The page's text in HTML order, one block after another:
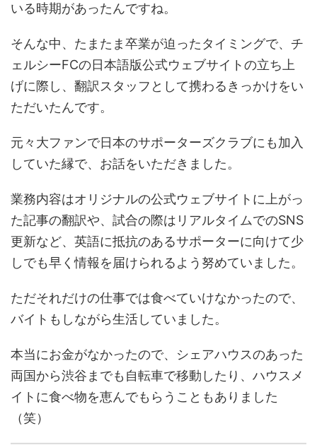
いる時期があったんですね。
そんな中、たまたま卒業が迫ったタイミングで、チ
ェルシーFCの日本語版公式ウェブサイトの立ち上
げに際し、翻訳スタッフとして携わるきっかけをい
ただいたんです。
元々大ファンで日本のサポーターズクラブにも加入
していた縁で、お話をいただきました。
業務内容はオリジナルの公式ウェブサイトに上がっ
た記事の翻訳や、試合の際はリアルタイムでのSNS
更新など、英語に抵抗のあるサポーターに向けて少
しでも早く情報を届けられるよう努めていました。
ただそれだけの仕事では食べていけなかったので、
バイトもしながら生活していました。
本当にお金がなかったので、シェアハウスのあった
両国から渋谷までも自転車で移動したり、ハウスメ
イトに食べ物を恵んでもらうこともありました
（笑）